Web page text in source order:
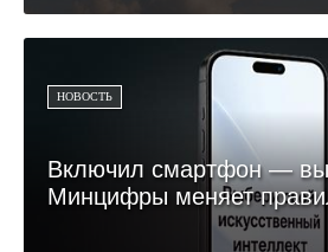
НОВОСТЬ
Включил смартфон —
Минцифры меняет